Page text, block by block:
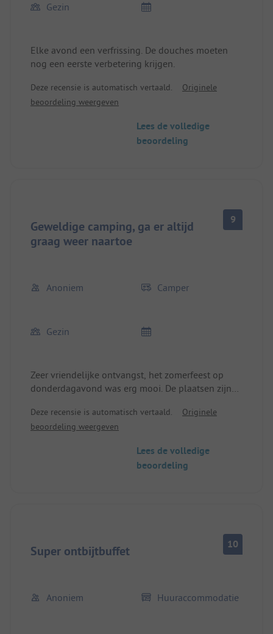
Gezin
Elke avond een verfrissing. De douches moeten
nog een eerste verbetering krijgen.
Deze recensie is automatisch vertaald.
Originele
beoordeling weergeven
Lees de volledige
beoordeling
Geweldige camping, ga er altijd
graag weer naartoe
9
Anoniem Camper
Gezin
Zeer vriendelijke ontvangst, het zomerfeest op
donderdagavond was erg mooi. De plaatsen zijn
verwachten.
Deze recensie is automatisch vertaald.
Originele
beoordeling weergeven
Lees de volledige
beoordeling
Super ontbijtbuffet 10
Anoniem Huuraccommodatie